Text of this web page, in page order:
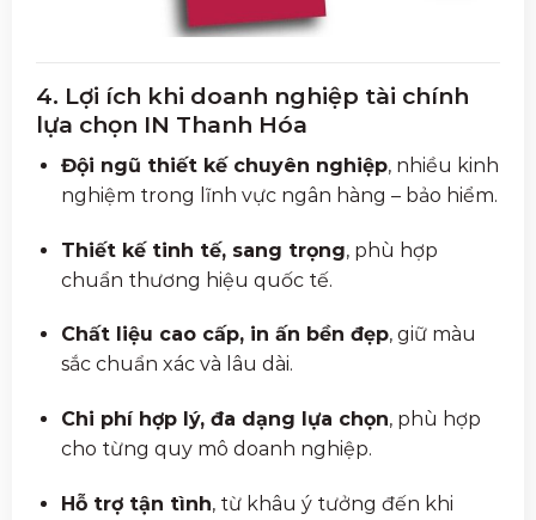
4. Lợi ích khi doanh nghiệp tài chính
lựa chọn IN Thanh Hóa
Đội ngũ thiết kế chuyên nghiệp, nhiều kinh
nghiệm trong lĩnh vực ngân hàng – bảo hiểm.
Thiết kế tinh tế, sang trọng, phù hợp
chuẩn thương hiệu quốc tế.
Chất liệu cao cấp, in ấn bền đẹp, giữ màu
sắc chuẩn xác và lâu dài.
Chi phí hợp lý, đa dạng lựa chọn, phù hợp
cho từng quy mô doanh nghiệp.
Hỗ trợ tận tình, từ khâu ý tưởng đến khi